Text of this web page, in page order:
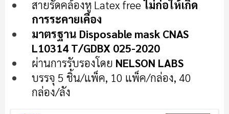
สายรัดคล้องหู Latex freeไม่ก่อให้เกิด
การระคายเคือง
มาตรฐาน Disposable mask CNAS
L10314 T/GDBX 025-2020
ผ่านการรับรองโดย NELSON LABS
บรรจุ 5 ชิ้น/แพ็ค, 10 แพ็ค/กล่อง, 40
กล่อง/ลัง